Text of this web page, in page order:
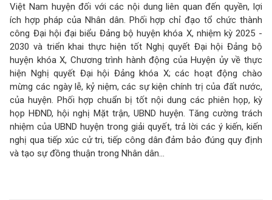
Việt Nam huyện đối với các nội dung liên quan đến quyền, lợi
ích hợp pháp của Nhân dân. Phối hợp chỉ đạo tổ chức thành
công Đại hội đại biểu Đảng bộ huyện khóa X, nhiệm kỳ 2025 -
2030 và triển khai thực hiện tốt Nghị quyết Đại hội Đảng bộ
huyện khóa X, Chương trình hành động của Huyện ủy về thực
hiện Nghị quyết Đại hội Đảng khóa X; các hoạt động chào
mừng các ngày lễ, kỷ niệm, các sự kiện chính trị của đất nước,
của huyện. Phối hợp chuẩn bị tốt nội dung các phiên họp, kỳ
họp HĐND, hội nghị Mặt trận, UBND huyện. Tăng cường trách
nhiệm của UBND huyện trong giải quyết, trả lời các ý kiến, kiến
nghị qua tiếp xúc cử tri, tiếp công dân đảm bảo đúng quy định
và tạo sự đồng thuận trong Nhân dân...